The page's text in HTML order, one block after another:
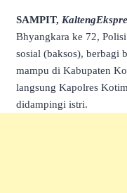
SAMPIT,
Bhyangkara ke 72,
sosial (baksos), berbagi
mampu di Kabupaten
langsung Kapolres
didampingi istri.